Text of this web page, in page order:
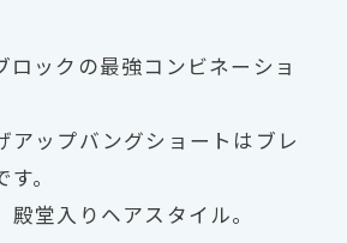
ロックの最強コンビネーショ
アップバングショートはブレ
。
堂入りヘアスタイル。